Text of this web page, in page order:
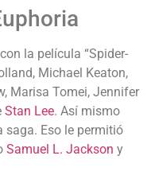
la película “Spider-
Michael Keaton,
Marisa Tomei, Jennifer
Stan Lee. Así mismo
saga. Eso le permitió
Samuel L. Jackson y